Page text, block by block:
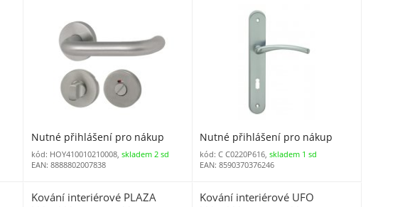
Nutné přihlášení pro nákup
kód: HOY410010210008, skladem 2 sd
EAN: 8888802007838
Nutné přihlášení pro nákup
kód: C C0220P616,skladem 1 sd
EAN: 8590370376246
Kování interiérové PLAZA
Kování interiérové UFO